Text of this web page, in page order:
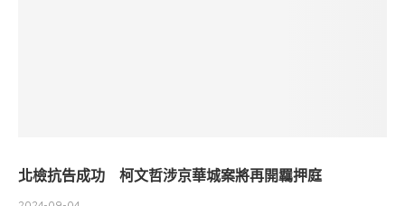
北檢抗告成功 柯文哲涉京華城案將再開羈押庭